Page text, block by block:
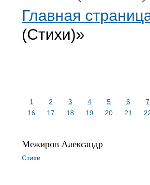
Главная
(Стихи)»
1 2 3 4 5 6 7
16
17 18 19 20 21
Межиров Александр
Стихи